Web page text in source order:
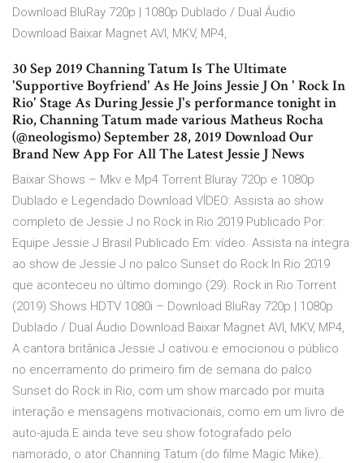
Download BluRay 720p | 1080p Dublado / Dual Áudio
Download Baixar Magnet AVI, MKV, MP4,
30 Sep 2019 Channing Tatum Is The Ultimate
'Supportive Boyfriend' As He Joins Jessie J On ' Rock In
Rio' Stage As During Jessie J's performance tonight in
Rio, Channing Tatum made various Matheus Rocha
(@neologismo) September 28, 2019 Download Our
Brand New App For All The Latest Jessie J News
Baixar Shows – Mkv e Mp4 Torrent Bluray 720p e 1080p
Dublado e Legendado Download VÍDEO: Assista ao show
completo de Jessie J no Rock in Rio 2019 Publicado Por:
Equipe Jessie J Brasil Publicado Em: vídeo. Assista na íntegra
ao show de Jessie J no palco Sunset do Rock In Rio 2019
que aconteceu no último domingo (29). Rock in Rio Torrent
(2019) Shows HDTV 1080i – Download BluRay 720p | 1080p
Dublado / Dual Áudio Download Baixar Magnet AVI, MKV, MP4,
A cantora britânica Jessie J cativou e emocionou o público
no encerramento do primeiro fim de semana do palco
Sunset do Rock in Rio, com um show marcado por muita
interação e mensagens motivacionais, como em um livro de
auto-ajuda.E ainda teve seu show fotografado pelo
namorado, o ator Channing Tatum (do filme Magic Mike)..